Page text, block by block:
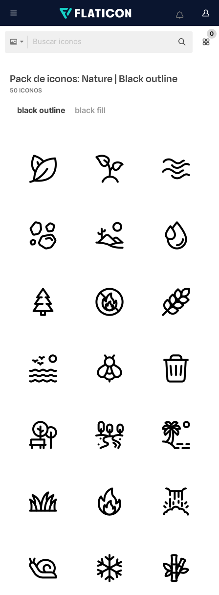
0
Pack de iconos: Nature| Black outline
50 ICONOS
black outline black fill